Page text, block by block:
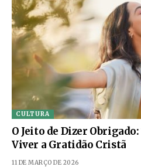
CULTURA
O Jeito de Dizer
Viver a Gratidão Cristã
11 DE MARÇO DE 2026